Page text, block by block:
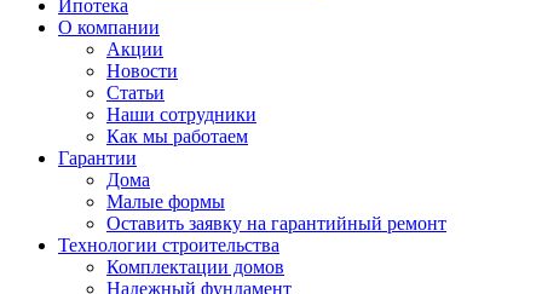
Ипотека
О компании
Акции
Новости
Статьи
Наши сотрудники
Как мы работаем
Гарантии
Дома
Малые формы
Оставить заявку на гарантийный ремонт
Технологии строительства
Комплектации домов
Надежный фундамент